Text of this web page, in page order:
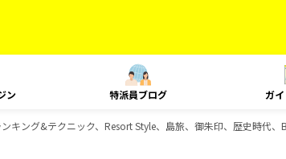
ン 特派員ブログ ガ
キング&テクニック、Resort Style、島旅、御朱印、歴史時代